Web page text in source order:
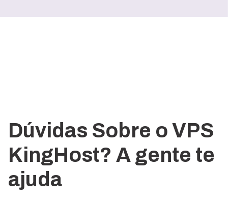
Dúvidas Sobre o VPS
KingHost? A gente te
ajuda